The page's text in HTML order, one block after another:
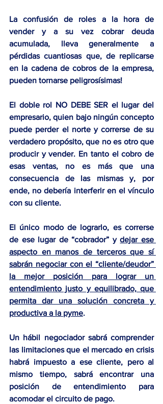
La confusión de roles a la hora de
vender y a su vez cobrar deuda
acumulada, lleva generalmente a
pérdidas cuantiosas que, de replicarse
en la cadena de cobros de la empresa,
pueden tornarse peligrosísimas!
El doble rol NO DEBE SER el lugar del
empresario, quien bajo ningún concepto
puede perder el norte y correrse de su
verdadero propósito, que no es otro que
producir y vender. En tanto el cobro de
esas ventas, no es más que una
consecuencia de las mismas y, por
ende, no debería interferir en el vínculo
con su cliente.
El único modo de lograrlo, es correrse
de ese lugar de “cobrador” y dejar ese
aspecto en manos de terceros que sí
sabrán negociar con el “cliente/deudor”
la mejor posición para lograr un
entendimiento justo y equilibrado, que
permita dar una solución concreta y
productiva a la pyme.
Un hábil negociador sabrá comprender
las limitaciones que el mercado en crisis
habrá impuesto a ese cliente, pero al
mismo tiempo, sabrá encontrar una
posición de entendimiento para
acomodar el circuito de pago.